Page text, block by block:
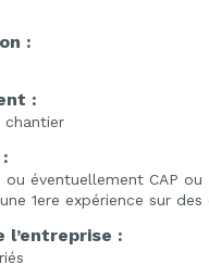
:
:
chantier
ou éventuellement CAP ou
1ere expérience sur des
: